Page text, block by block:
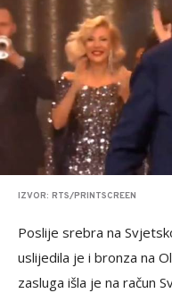
IZVOR: RTS/PRINTSCREEN
Poslije srebra na
uslijedila je i bronza na
zasluga išla je na račun